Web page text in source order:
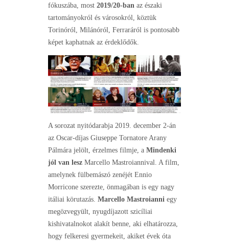
fókuszába, most 2019/20-ban az északi
tartományokról és városokról, köztük
Torinóról, Milánóról, Ferraráról is pontosabb
képet kaphatnak az érdeklődők.
A sorozat nyitódarabja 2019. december 2-án
az Oscar-díjas Giuseppe Tornatore Arany
Pálmára jelölt, érzelmes filmje, a Mindenki
jól van lesz Marcello Mastroiannival. A film,
amelynek fülbemászó zenéjét Ennio
Morricone szerezte, önmagában is egy nagy
itáliai körutazás. Marcello Mastroianni egy
megözvegyült, nyugdíjazott szicíliai
kishivatalnokot alakít benne, aki elhatározza,
hogy felkeresi gyermekeit, akiket évek óta